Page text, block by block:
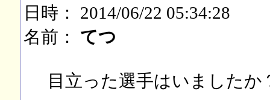
日時： 2014/06/22 05:34:28
名前： てつ
目立った選手はいましたか